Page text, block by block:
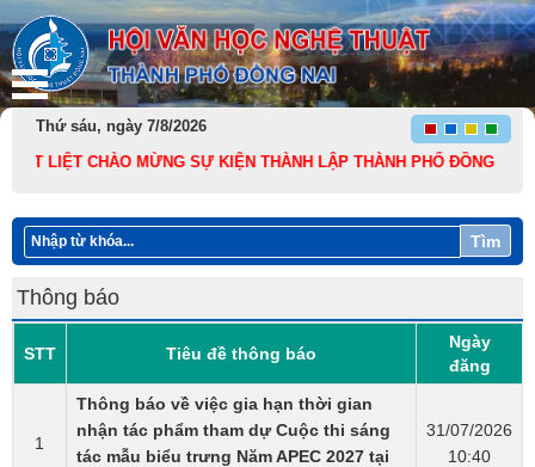
Thứ sáu, ngày 7/8/2026
LIỆT CHÀO MỪNG SỰ KIỆN THÀNH LẬP THÀNH PHỐ ĐỒNG NAI
Tìm
Thông báo
STT Tiêu đề thông báo
Ngày
đăng
1
Thông báo về việc gia hạn thời gian
nhận tác phẩm tham dự Cuộc thi sáng
tác mẫu biểu trưng Năm APEC 2027 tại
31/07/2026
10:40